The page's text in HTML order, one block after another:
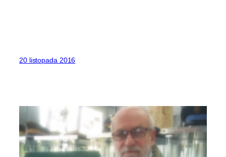
20 listopada 2016